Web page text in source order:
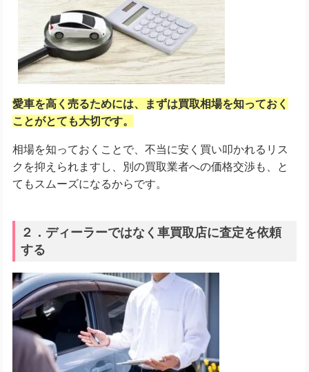
愛車を高く売るためには、まずは買取相場を知っておく
ことがとても大切です。
相場を知っておくことで、不当に安く買い叩かれるリス
クを抑えられますし、別の買取業者への価格交渉も、と
てもスムーズになるからです。
２．ディーラーではなく車買取店に査定を依頼
する